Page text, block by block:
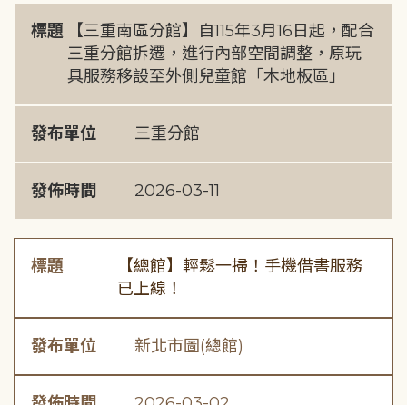
標題
【三重南區分館】自115年3月16日起，配合
三重分館拆遷，進行內部空間調整，原玩
具服務移設至外側兒童館「木地板區」
發布單位 三重分館
發佈時間 2026-03-11
標題
【總館】輕鬆一掃！手機借書服務
已上線！
發布單位 新北市圖(總館)